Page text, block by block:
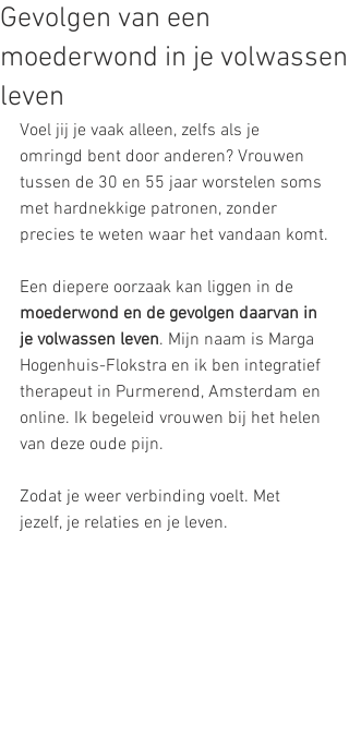
Gevolgen van een
moederwond in je volwassen
leven
Voel jij je vaak alleen, zelfs als je
omringd bent door anderen? Vrouwen
tussen de 30 en 55 jaar worstelen soms
met hardnekkige patronen, zonder
precies te weten waar het vandaan komt.
Een diepere oorzaak kan liggen in de
moederwond en de gevolgen daarvan in
je volwassen leven. Mijn naam is Marga
Hogenhuis-Flokstra en ik ben integratief
therapeut in Purmerend, Amsterdam en
online. Ik begeleid vrouwen bij het helen
van deze oude pijn.
Zodat je weer verbinding voelt. Met
jezelf, je relaties en je leven.